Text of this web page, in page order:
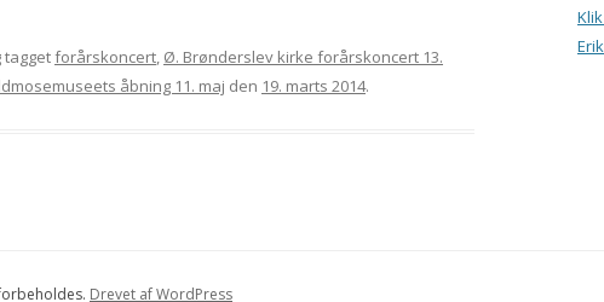
taggetforårskoncert, Ø. Brønderslev kirke forårskoncert 13.
åbning 11. maj den 19. marts 2014.
Drevet af WordPress